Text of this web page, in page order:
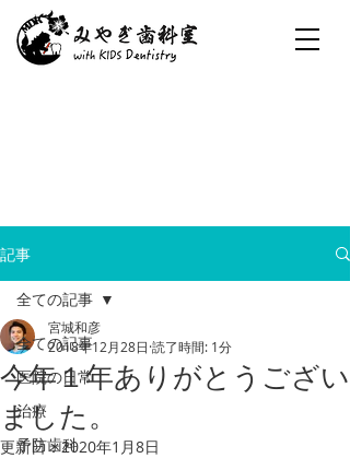
記事
全ての記事
医院の日常
治療
予防歯科
全ての記事
今年１年ありがとうござい
ました。
宮城和彦
2018年12月28日 読了時間: 1分
更新日：2020年1月8日